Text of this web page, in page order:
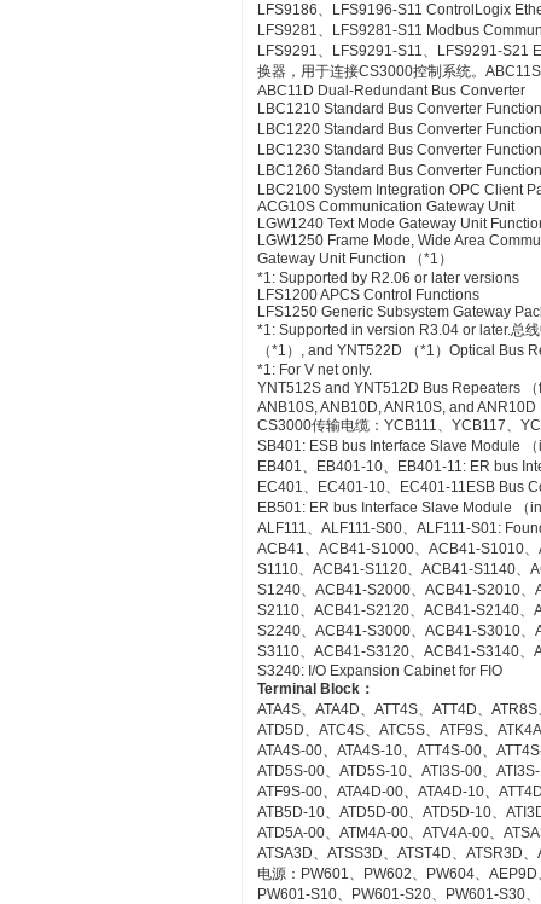
LFS9186、LFS9196-S11 ControlLogix
LFS9281、LFS9281-S11 Modbus
LFS9291、LFS9291-S11、LFS9291-S21
换器，用于连接CS3000控制系统。
ABC11D Dual-Redundant Bus Converter
LBC1210 Standard Bus Converter
LBC1220 Standard Bus Converter
LBC1230 Standard Bus Converter
LBC1260 Standard Bus Converter
LBC2100 System Integration OPC Client
ACG10S Communication Gateway Unit
LGW1240 Text Mode Gateway Unit
LGW1250 Frame Mode, Wide Area
Gateway Unit Function （*1）
*1: Supported by R2.06 or later versions
LFS1200 APCS Control Functions
LFS1250 Generic Subsystem Gateway
*1: Supported in version R3.04 or later.总
（*1）, and YNT522D （*1）Optical Bus
*1: For V net only.
YNT512S and YNT512D Bus Repeaters
ANB10S, ANB10D, ANR10S, and
CS3000传输电缆：YCB111、YCB117、
SB401: ESB bus Interface Slave Module
EB401、EB401-10、EB401-11: ER bus
EC401、EC401-10、EC401-11ESB Bus
EB501: ER bus Interface Slave Module （
ALF111、ALF111-S00、ALF111-S01:
ACB41、ACB41-S1000、ACB41-S1010
S1110、ACB41-S1120、ACB41-S1140
S1240、ACB41-S2000、ACB41-S2010
S2110、ACB41-S2120、ACB41-S2140
S2240、ACB41-S3000、ACB41-S3010
S3110、ACB41-S3120、ACB41-S3140
S3240: I/O Expansion Cabinet for FIO
Terminal Block ：
ATA4S、ATA4D、ATT4S、ATT4D、
ATD5D、ATC4S、ATC5S、ATF9S、
ATA4S-00、ATA4S-10、ATT4S-00、
ATD5S-00、ATD5S-10、ATI3S-00、
ATF9S-00、ATA4D-00、ATA4D-10、
ATB5D-10、ATD5D-00、ATD5D-10、
ATD5A-00、ATM4A-00、ATV4A-00、
ATSA3D、ATSS3D、ATST4D、ATSR3D
电源：PW601、PW602、PW604、
PW601-S10、PW601-S20、PW601-S30